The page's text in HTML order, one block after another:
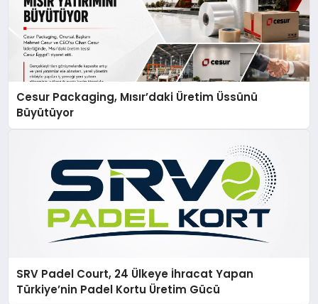
Cesur Packaging, Mısır’daki Üretim Üssünü
Büyütüyor
SRV Padel Court, 24 Ülkeye İhracat Yapan
Türkiye’nin Padel Kortu Üretim Gücü